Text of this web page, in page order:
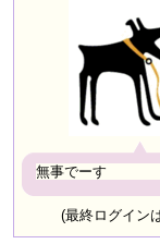
無事でーす
(最終ログイン